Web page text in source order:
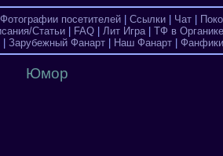
Фотографии посетителей | Ссылки | Чат |
Статьи | FAQ | Лит Игра | ТФ в Органике
| Зарубежный Фанарт| Наш Фанарт| Фанфики
Юмор